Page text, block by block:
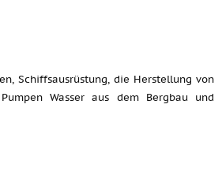
Schiffsausrüstung, die Herstellung von
Wasser aus dem Bergbau und